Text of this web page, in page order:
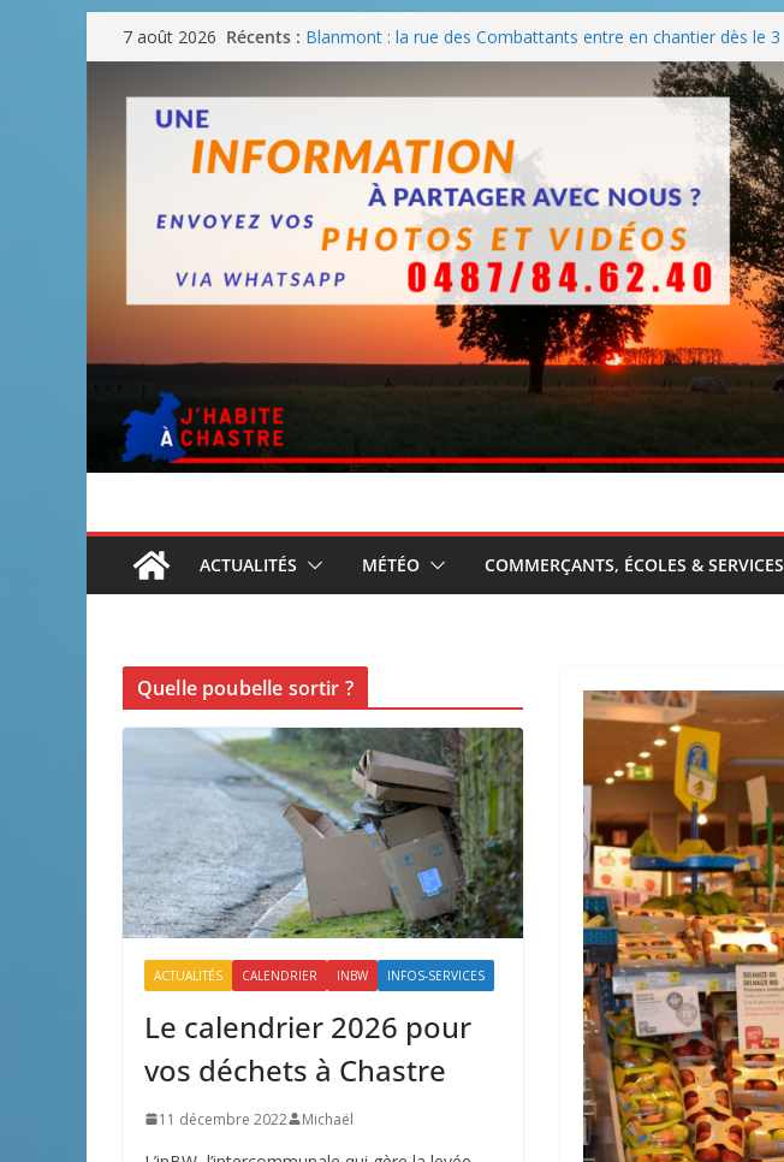
Passer
au
contenu
7 août 2026 Récents : Blanmont : la rue des Combattants entre en chantier dès le 3
août
Une fête nationale sans drache
ACTUALITÉS MÉTÉO COMMERÇANTS, ÉCOLES & SERVICES
Quelle poubelle sortir ?
ACTUALITÉS CALENDRIER INBW INFOS-SERVICES
Le calendrier 2026 pour
vos déchets à Chastre
11 décembre 2022 Michaël